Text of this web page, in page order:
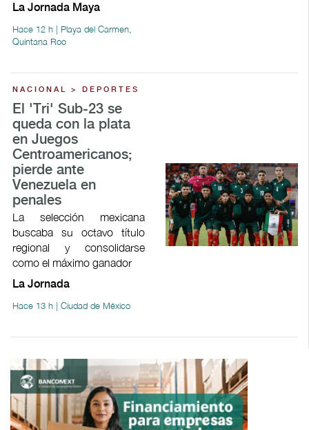
La Jornada Maya
Hace 12 h | Playa del Carmen,
Quintana Roo
NACIONAL > DEPORTES
El 'Tri' Sub-23 se
queda con la plata
en Juegos
Centroamericanos;
pierde ante
Venezuela en
penales
La selección mexicana
buscaba su octavo título
regional y consolidarse
como el máximo ganador
La Jornada
Hace 13 h | Ciudad de México